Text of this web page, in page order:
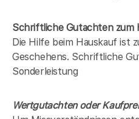
Schriftliche Gutachten zum
Die Hilfe beim Hauskauf ist
Geschehens. Schriftliche
Sonderleistung
Wertgutachten oder